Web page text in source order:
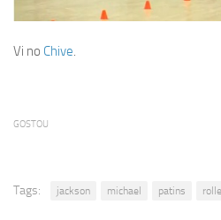
Vi no Chive.
GOSTOU
Tags: jackson michael patins